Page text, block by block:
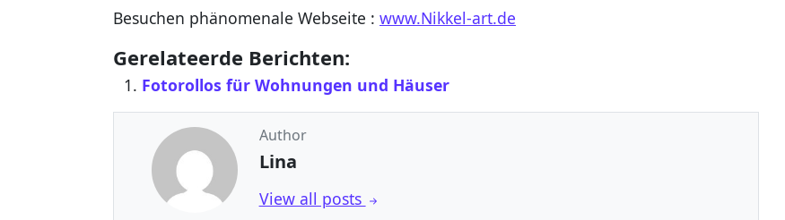
Besuchen phänomenale Webseite : www.Nikkel-art.de
Gerelateerde Berichten:
Fotorollos für Wohnungen und Häuser
Author
Lina
View all posts